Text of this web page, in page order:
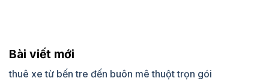
Bài viết mới
thuê xe từ bến tre đến buôn mê thuột trọn gói